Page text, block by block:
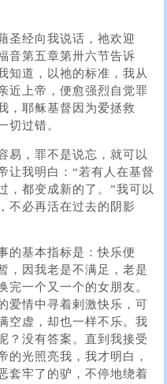
圣经向我说话，祂欢迎
音第五章第卅六节告诉
知道，以祂的标准，我从
近上帝，便愈强烈自觉罪
，耶稣基督因为爱拯救
切过错。
易，罪不是说忘，就可以
让我明白：“若有人在基督
，都变成新的了。”我可以
不必再活在过去的阴影
的基本指标是：快乐便
，因我老是不满足，老是
一个又一个的女朋友。
爱情中寻着剌激快乐，可
空虚，却也一样不乐。我
？没有答案。直到我接受
的光照亮我，我才明白，
套牢了的驴，不停地绕着